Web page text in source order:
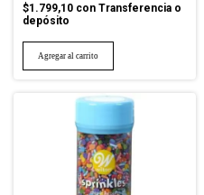
$1.799,10 con Transferencia o
depósito